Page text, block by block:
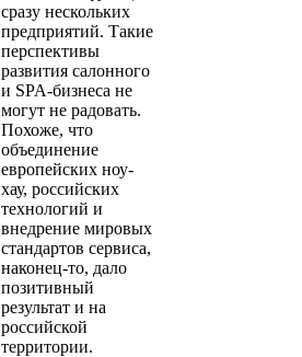
сразу нескольких
предприятий. Такие
перспективы
развития салонного
и SPA-бизнеса не
могут не радовать.
Похоже, что
объединение
европейских ноу-
хау, российских
технологий и
внедрение мировых
стандартов сервиса,
наконец-то, дало
позитивный
результат и на
российской
территории.